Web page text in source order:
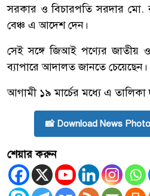
সরকার ও বিচারপতি সরদার মো.
বেঞ্চ এ আদেশ দেন।
সেই সঙ্গে জিআই পণ্যের জাতীয় ও
ব্যাপারে আদালত জানতে চেয়েছেন।
আগামী ১৯ মার্চের মধ্যে এ
📸 Download News
শেয়ার করুন